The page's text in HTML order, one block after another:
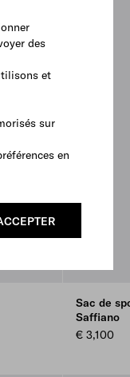
des
et
sur
en
Sac de
Saffiano
€ 3,100